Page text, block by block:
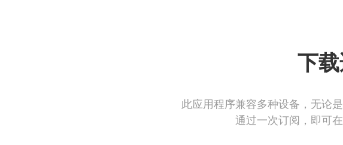
下
此应用程序兼容多种设备，无论
通过一次订阅，即可